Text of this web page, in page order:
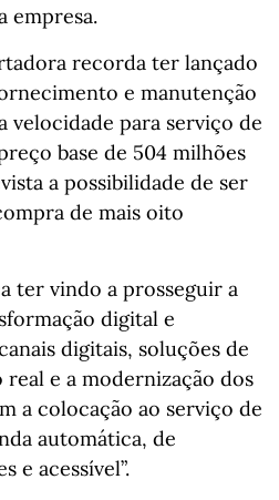
empresa.
recorda ter lançado
e manutenção
velocidade para serviço de
base de 504 milhões
a possibilidade de ser
de mais oito
ter vindo a prosseguir a
digital e
digitais, soluções de
e a modernização dos
a colocação ao serviço de
automática, de
e acessível”.